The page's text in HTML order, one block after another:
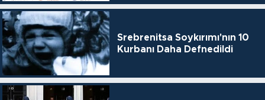
Srebrenitsa Soykırımı'nın 10
Kurbanı Daha Defnedildi